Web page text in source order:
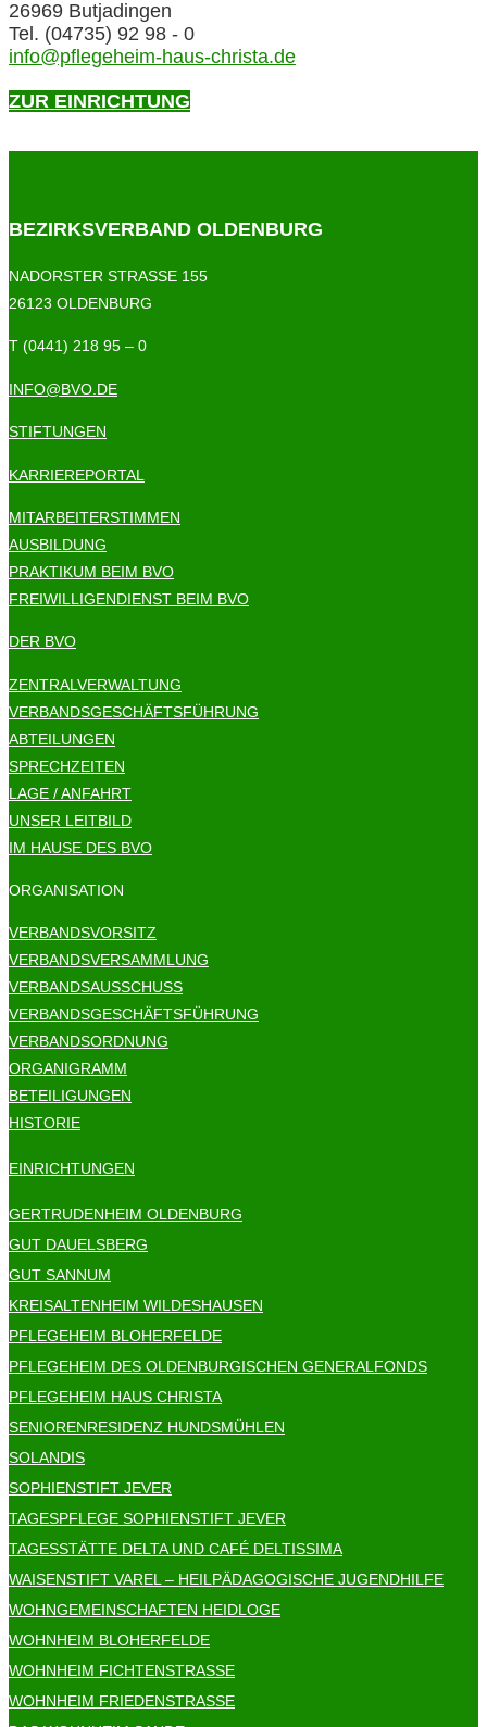
26969 Butjadingen
Tel. (04735) 92 98 - 0
info@pflegeheim-haus-christa.de
ZUR EINRICHTUNG
BEZIRKSVERBAND OLDENBURG
NADORSTER STRASSE 155
26123 OLDENBURG
T (0441) 218 95 – 0
INFO@BVO.DE
STIFTUNGEN
KARRIEREPORTAL
MITARBEITERSTIMMEN
AUSBILDUNG
PRAKTIKUM BEIM BVO
FREIWILLIGENDIENST BEIM BVO
DER BVO
ZENTRALVERWALTUNG
VERBANDSGESCHÄFTSFÜHRUNG
ABTEILUNGEN
SPRECHZEITEN
LAGE / ANFAHRT
UNSER LEITBILD
IM HAUSE DES BVO
ORGANISATION
VERBANDSVORSITZ
VERBANDSVERSAMMLUNG
VERBANDSAUSSCHUSS
VERBANDSGESCHÄFTSFÜHRUNG
VERBANDSORDNUNG
ORGANIGRAMM
BETEILIGUNGEN
HISTORIE
EINRICHTUNGEN
GERTRUDENHEIM OLDENBURG
GUT DAUELSBERG
GUT SANNUM
KREISALTENHEIM WILDESHAUSEN
PFLEGEHEIM BLOHERFELDE
PFLEGEHEIM DES OLDENBURGISCHEN GENERALFONDS
PFLEGEHEIM HAUS CHRISTA
SENIORENRESIDENZ HUNDSMÜHLEN
SOLANDIS
SOPHIENSTIFT JEVER
TAGESPFLEGE SOPHIENSTIFT JEVER
TAGESSTÄTTE DELTA UND CAFÉ DELTISSIMA
WAISENSTIFT VAREL – HEILPÄDAGOGISCHE JUGENDHILFE
WOHNGEMEINSCHAFTEN HEIDLOGE
WOHNHEIM BLOHERFELDE
WOHNHEIM FICHTENSTRASSE
WOHNHEIM FRIEDENSTRASSE